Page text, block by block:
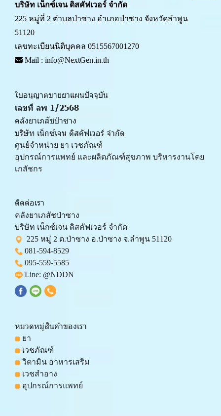
บริษัท เน็กซ์เจน ดิสคัฟเวอร์ จำกัด
225 หมู่ที่ 2 ตำบลป่าซาง อำเภอป่าซาง จังหวัดลำพูน
51120
เลขทะเบียนนิติบุคคล 0515567001270
Mail : info@NextGen.in.th
ใบอนุญาตขายยาแผนปัจจุบัน
เลขที่ ลพ 1/2568
คลังยาเภสัชป่าซาง
บริษัท เน็กซ์เจน ดิสคัฟเวอร์ จำกัด
ศูนย์จำหน่าย ยา เวชภัณฑ์
﻿อุปกรณ์การแพทย์ และผลิตภัณฑ์สุขภาพ บริหารงานโดย
เภสัชกร
ติดต่อเรา
คลังยาเภสัชป่าซาง
บริษัท เน็กซ์เจน ดิสคัฟเวอร์ จำกัด
225 หมู่ 2 ต.ป่าซาง อ.ป่าซาง จ.ลำพูน 51120
081-594-8529
095-559-5585
Line: @NDDN
หมวดหมู่สินค้าของเรา
ยา
เวชภัณฑ์
วิตามิน อาหารเสริม
เวชสำอาง
อุปกรณ์การแพทย์